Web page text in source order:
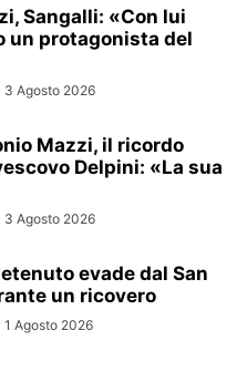
Sangalli: «Con lui
un protagonista del
3 Agosto 2026
Mazzi, il ricordo
Delpini: «La sua
3 Agosto 2026
evade dal San
un ricovero
1 Agosto 2026